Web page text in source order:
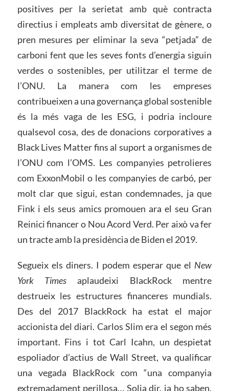
positives per la serietat amb què contracta
directius i empleats amb diversitat de gènere, o
pren mesures per eliminar la seva “petjada” de
carboni fent que les seves fonts d’energia siguin
verdes o sostenibles, per utilitzar el terme de
l’ONU. La manera com les empreses
contribueixen a una governança global sostenible
és la més vaga de les ESG, i podria incloure
qualsevol cosa, des de donacions corporatives a
Black Lives Matter fins al suport a organismes de
l’ONU com l’OMS. Les companyies petrolieres
com ExxonMobil o les companyies de carbó, per
molt clar que sigui, estan condemnades, ja que
Fink i els seus amics promouen ara el seu Gran
Reinici financer o Nou Acord Verd. Per això va fer
un tracte amb la presidència de Biden el 2019.
Segueix els diners. I podem esperar que el New
York Times aplaudeixi BlackRock mentre
destrueix les estructures financeres mundials.
Des del 2017 BlackRock ha estat el major
accionista del diari. Carlos Slim era el segon més
important. Fins i tot Carl Icahn, un despietat
espoliador d’actius de Wall Street, va qualificar
una vegada BlackRock com “una companyia
extremadament perillosa… Solia dir, ja ho saben,